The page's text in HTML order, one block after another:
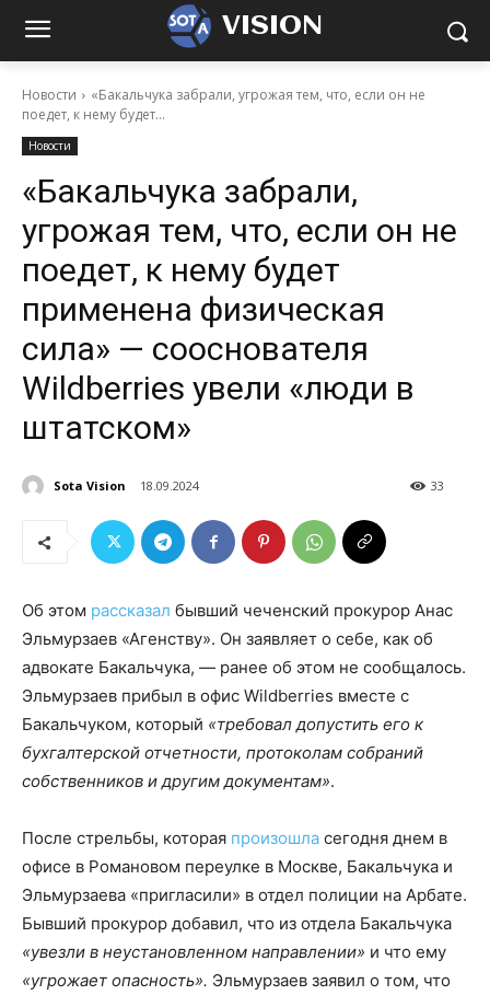
VISION
Новости
«Бакальчука забрали, угрожая тем, что, если он не
поедет, к нему будет...
Новости
«Бакальчука забрали,
угрожая тем, что, если он не
поедет, к нему будет
применена физическая
сила» — сооснователя
Wildberries увели «люди в
штатском»
Sota Vision 18.09.2024 33
Об этом рассказал бывший чеченский прокурор Анас
Эльмурзаев «Агенству». Он заявляет о себе, как об
адвокате Бакальчука, — ранее об этом не сообщалось.
Эльмурзаев прибыл в офис Wildberries вместе с
Бакальчуком, который «требовал допустить его к
бухгалтерской отчетности, протоколам собраний
собственников и другим документам».
После стрельбы, которая произошла сегодня днем в
офисе в Романовом переулке в Москве, Бакальчука и
Эльмурзаева «пригласили» в отдел полиции на Арбате.
Бывший прокурор добавил, что из отдела Бакальчука
«увезли в неустановленном направлении» и что ему
«угрожает опасность». Эльмурзаев заявил о том, что